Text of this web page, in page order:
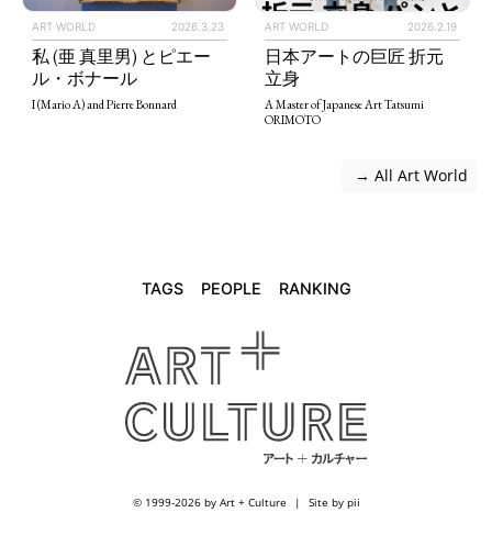
ART WORLD 2026.3.23
私 (亜 真里男) とピエー
ル・ボナール
I (Mario A) and Pierre Bonnard
ART WORLD 2026.2.19
日本アートの巨匠 折元
立身
A Master of Japanese Art Tatsumi
ORIMOTO
→ All Art World
TAGS PEOPLE RANKING
© 1999-2026 by Art + Culture Site by pii